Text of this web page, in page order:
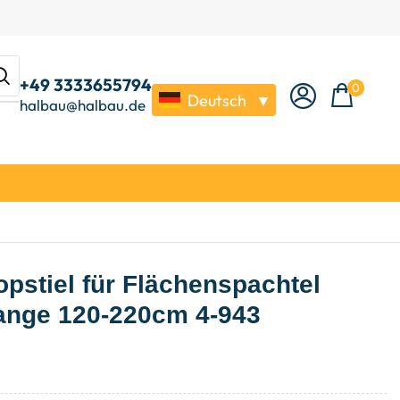
+49 3333655794
halbau@halbau.de Deutsch ▼
0
für Flächenspachtel
120-220cm 4-943